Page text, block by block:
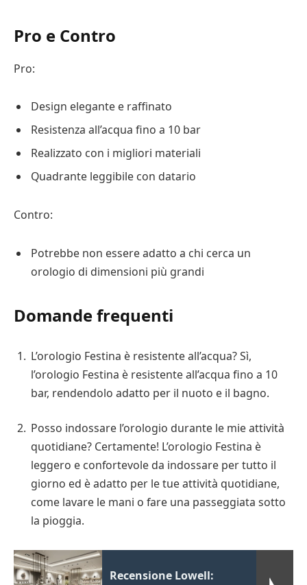
Pro e Contro
Pro:
Design elegante e raffinato
Resistenza all’acqua fino a 10 bar
Realizzato con i migliori materiali
Quadrante leggibile con datario
Contro:
Potrebbe non essere adatto a chi cerca un
orologio di dimensioni più grandi
Domande frequenti
L’orologio Festina è resistente all’acqua? Sì,
l’orologio Festina è resistente all’acqua fino a 10
bar, rendendolo adatto per il nuoto e il bagno.
Posso indossare l’orologio durante le mie attività
quotidiane? Certamente! L’orologio Festina è
leggero e confortevole da indossare per tutto il
giorno ed è adatto per le tue attività quotidiane,
come lavare le mani o fare una passeggiata sotto
la pioggia.
Recensione Lowell: